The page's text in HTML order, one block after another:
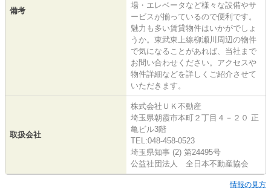
備考
場・エレベータなど様々な設備やサ
ービスが揃っているので便利です。
魅力も多い賃貸物件はいかがでしょ
うか。東武東上線柳瀬川周辺の物件
で気になることがあれば、当社まで
お問い合わせください。アクセスや
物件詳細などを詳しくご紹介させて
いただきます。
取扱会社
株式会社ＵＫ不動産
埼玉県朝霞市本町２丁目４－２０ 正
亀ビル3階
TEL:048-458-0523
埼玉県知事 (2) 第24495号
公益社団法人 全日本不動産協会
情報の見方